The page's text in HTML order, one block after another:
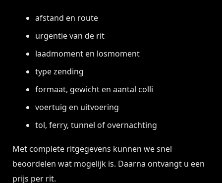
afstand en route
urgentie van de rit
laadmoment en losmoment
type zending
formaat, gewicht en aantal colli
voertuig en uitvoering
tol, ferry, tunnel of overnachting
Met complete ritgegevens kunnen we snel
beoordelen wat mogelijk is. Daarna ontvangt u een
prijs per rit.